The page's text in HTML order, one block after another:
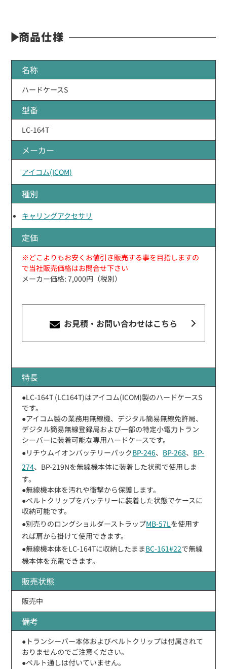
商品仕様
名称
ハードケースS
型番
LC-164T
メーカー
アイコム(ICOM)
種別
キャリングアクセサリ
定価
※どこよりもお安くお値引き販売する事を目指しますの
で当社販売価格はお問合せ下さい
メーカー価格: 7,000円（税別）
お見積・お問い合わせはこちら
特長
●LC-164T (LC164T)はアイコム(ICOM)製のハードケースS
です。
●アイコム製の業務用無線機、デジタル簡易無線免許局、
デジタル簡易無線登録局および一部の特定小電力トラン
シーバーに装着可能な専用ハードケースです。
●リチウムイオンバッテリーパックBP-246、 BP-268、 BP-
274、BP-219Nを無線機本体に装着した状態で使用しま
す。
●無線機本体を汚れや衝撃から保護します。
●ベルトクリップをバッテリーに装着した状態でケースに
収納可能です。
●別売りのロングショルダーストラップMB-57Lを使用す
れば肩から掛けて使用できます。
●無線機本体をLC-164Tに収納したままBC-161#22で無線
機本体を充電できます。
販売状態
販売中
備考
●トランシーバー本体およびベルトクリップは付属されて
おりませんのでご注意ください。
●ベルト通しは付いていません。